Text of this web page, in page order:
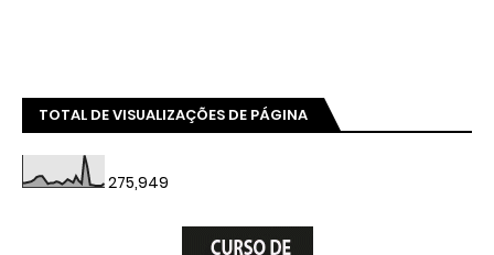
TOTAL DE VISUALIZAÇÕES DE PÁGINA
275,949